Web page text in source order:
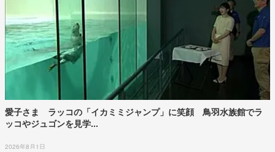
愛子さま ラッコの「イカミミジャンプ」に笑顔 鳥羽水族館でラ
ッコやジュゴンを見学...
2026年8月1日